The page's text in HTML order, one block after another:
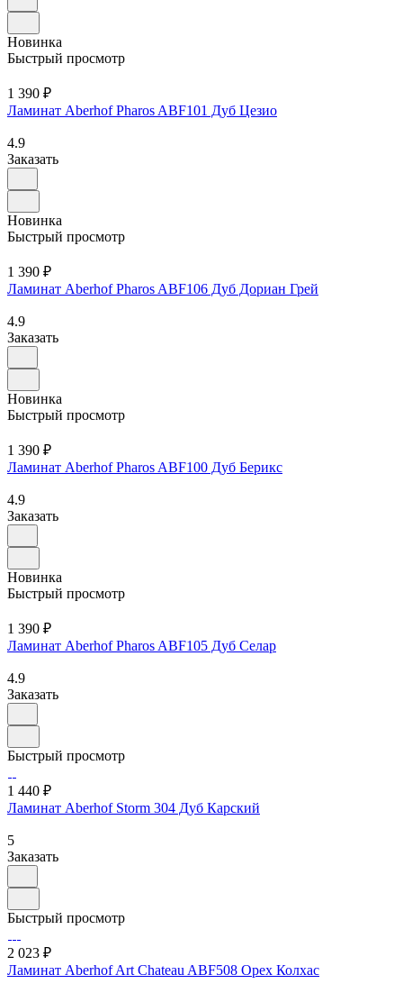
Новинка
Быстрый просмотр
1 390 ₽
Ламинат Aberhof Pharos ABF101 Дуб Цезио
4.9
Заказать
Новинка
Быстрый просмотр
1 390 ₽
Ламинат Aberhof Pharos ABF106 Дуб Дориан Грей
4.9
Заказать
Новинка
Быстрый просмотр
1 390 ₽
Ламинат Aberhof Pharos ABF100 Дуб Берикс
4.9
Заказать
Новинка
Быстрый просмотр
1 390 ₽
Ламинат Aberhof Pharos ABF105 Дуб Селар
4.9
Заказать
Быстрый просмотр
1 440 ₽
Ламинат Aberhof Storm 304 Дуб Карский
5
Заказать
Быстрый просмотр
2 023 ₽
Ламинат Aberhof Art Chateau ABF508 Орех Колхас